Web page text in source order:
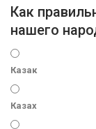
Как
нашего
Казак
Казах